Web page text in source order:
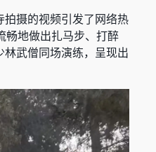
摄的视频引发了网络热
畅地做出扎马步、打醉
武僧同场演练，呈现出